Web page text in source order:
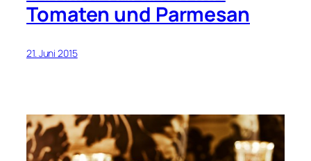
Tomaten und Parmesan
21. Juni 2015